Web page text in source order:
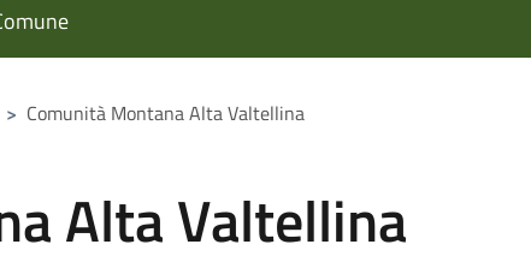
> Comunità Montana Alta Valtellina
Alta Valtellina